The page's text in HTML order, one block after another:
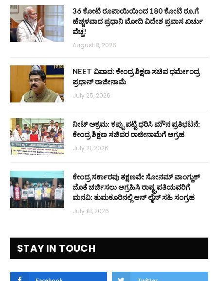
36 ಕೋಟಿ ರೂಪಾಯಿಯಿಂದ 180 ಕೋಟಿ ರೂ.ಗೆ
ಹೆಚ್ಚಳವಾದ ಪ್ರಧಾನಿ ಮೋದಿ ವಿದೇಶ ಪ್ರವಾಸ ಖರ್ಚು
ವೆಚ್ಚ!
August 8, 2026
NEET ವಿವಾದ: ಕೇಂದ್ರ ಶಿಕ್ಷಣ ಸಚಿವ ಧರ್ಮೇಂದ್ರ
ಪ್ರಧಾನ್ ರಾಜೀನಾಮೆ
July 25, 2026
ನೀಟ್ ಅಕ್ರಮ: ಕಪ್ಪು ಪಟ್ಟಿ ಧರಿಸಿ ಮೌನ ಪ್ರತಿಭಟನೆ:
ಕೇಂದ್ರ ಶಿಕ್ಷಣ ಸಚಿವರ ರಾಜೀನಾಮೆಗೆ ಆಗ್ರಹ
July 21, 2026
ಕೇಂದ್ರ ಸರ್ಕಾರವು ತಕ್ಷಣವೇ ಸೋನಮ್ ವಾಂಗ್ಚುಕ್
ಜೊತೆ ಚರ್ಚಿಸಲು ಆಗ್ರಹಿಸಿ ರಾಷ್ಟ್ರಪತಿಯವರಿಗೆ
ಮನವಿ: ತುಮಕೂರಿನಲ್ಲಿ ಆನ್‌ ಲೈನ್ ಸಹಿ ಸಂಗ್ರಹ
July 18, 2026
STAY IN TOUCH